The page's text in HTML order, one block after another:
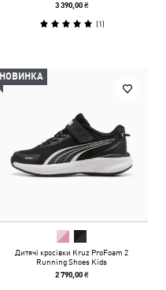
3 390,00 ₴
(1)
НОВИНКА
Дитячі кросівки Kruz ProFoam 2
Running Shoes Kids
2 790,00 ₴